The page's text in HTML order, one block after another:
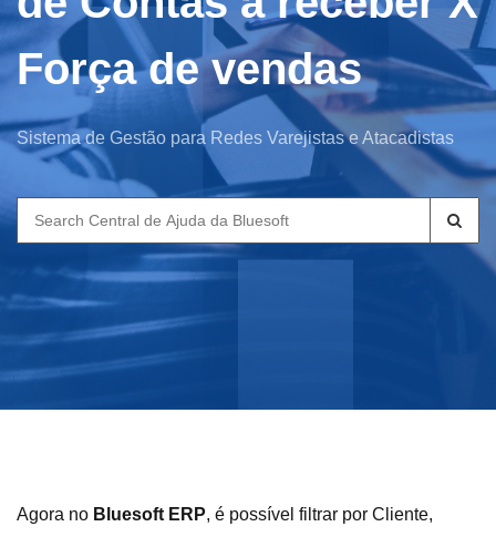
Força de vendas
Sistema de Gestão para Redes Varejistas e Atacadistas
Search
for:
Agora no Bluesoft ERP, é possível filtrar por Cliente,